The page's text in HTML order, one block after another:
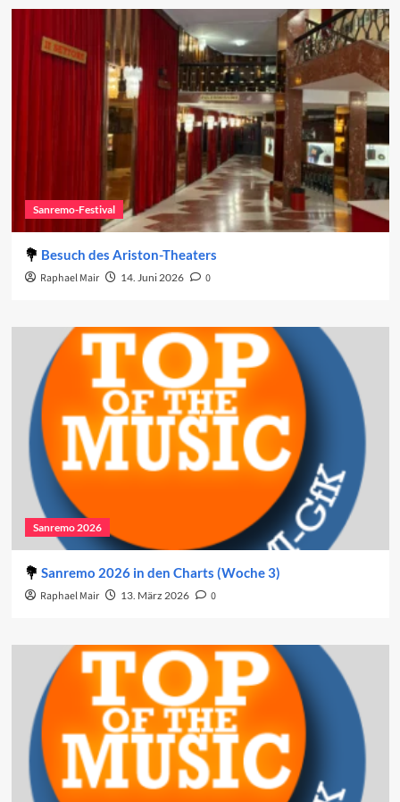
Sanremo-Festival
Besuch des Ariston-Theaters
Raphael Mair 14. Juni 2026 0
Sanremo 2026
Sanremo 2026 in den Charts (Woche 3)
Raphael Mair 13. März 2026 0